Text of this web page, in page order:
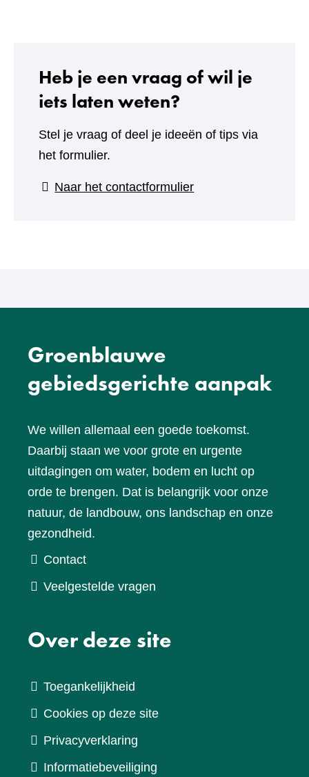
Heb je een vraag of wil je
iets laten weten?
Stel je vraag of deel je ideeën of tips via
het formulier.
Naar het contactformulier(verwijst
Groenblauwe
gebiedsgerichte aanpak
We willen allemaal een goede toekomst.
Daarbij staan we voor grote en urgente
uitdagingen om water, bodem en lucht op
orde te brengen. Dat is belangrijk voor onze
natuur, de landbouw, ons landschap en onze
gezondheid.
Contact
Veelgestelde vragen
Over deze site
Toegankelijkheid
Cookies op deze site
Privacyverklaring
Informatiebeveiliging